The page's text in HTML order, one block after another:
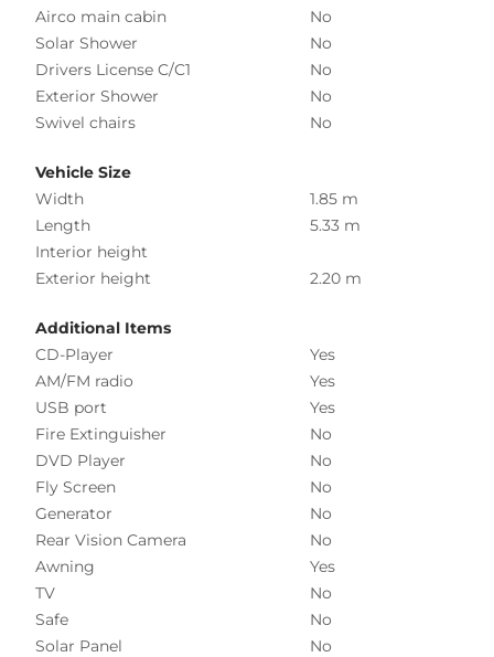
Airco main cabin
No
Solar Shower
No
Drivers License C/C1
No
Exterior Shower
No
Swivel chairs
No
Vehicle Size
Width
1.85 m
Length
5.33 m
Interior height
Exterior height
2.20 m
Additional Items
CD-Player
Yes
AM/FM radio
Yes
USB port
Yes
Fire Extinguisher
No
DVD Player
No
Fly Screen
No
Generator
No
Rear Vision Camera
No
Awning
Yes
TV
No
Safe
No
Solar Panel
No